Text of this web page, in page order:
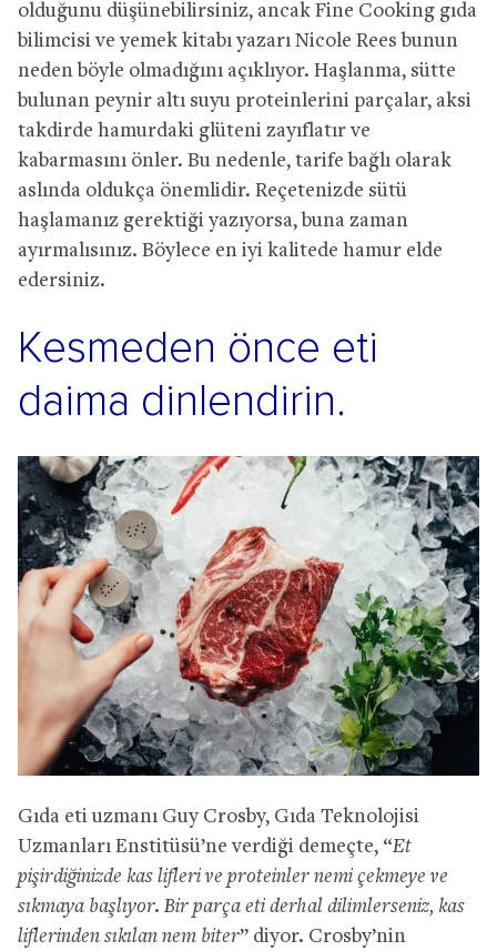
olduğunu düşünebilirsiniz, ancak Fine Cooking gıda
bilimcisi ve yemek kitabı yazarı Nicole Rees bunun
neden böyle olmadığını açıklıyor. Haşlanma, sütte
bulunan peynir altı suyu proteinlerini parçalar, aksi
takdirde hamurdaki glüteni zayıflatır ve
kabarmasını önler. Bu nedenle, tarife bağlı olarak
aslında oldukça önemlidir. Reçetenizde sütü
haşlamanız gerektiği yazıyorsa, buna zaman
ayırmalısınız. Böylece en iyi kalitede hamur elde
edersiniz.
Kesmeden önce eti
daima dinlendirin.
Gıda eti uzmanı Guy Crosby, Gıda Teknolojisi
Uzmanları Enstitüsü’ne verdiği demeçte, “Et
pişirdiğinizde kas lifleri ve proteinler nemi çekmeye ve
sıkmaya başlıyor. Bir parça eti derhal dilimlerseniz, kas
liflerinden sıkılan nem biter” diyor. Crosby’nin